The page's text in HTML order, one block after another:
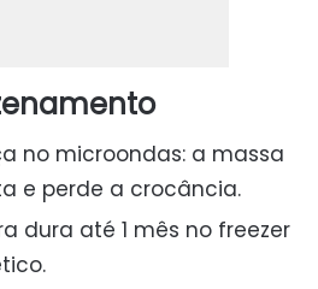
no microondas: a massa
e perde a crocância.
dura até 1 mês no freezer